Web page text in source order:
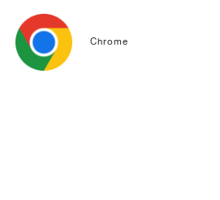
Chrome
1 2
7